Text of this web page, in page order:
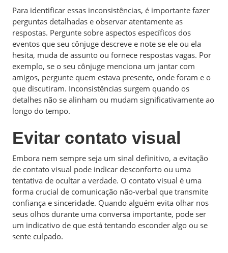
Para identificar essas inconsistências, é importante fazer
perguntas detalhadas e observar atentamente as
respostas. Pergunte sobre aspectos específicos dos
eventos que seu cônjuge descreve e note se ele ou ela
hesita, muda de assunto ou fornece respostas vagas. Por
exemplo, se o seu cônjuge menciona um jantar com
amigos, pergunte quem estava presente, onde foram e o
que discutiram. Inconsistências surgem quando os
detalhes não se alinham ou mudam significativamente ao
longo do tempo.
Evitar contato visual
Embora nem sempre seja um sinal definitivo, a evitação
de contato visual pode indicar desconforto ou uma
tentativa de ocultar a verdade. O contato visual é uma
forma crucial de comunicação não-verbal que transmite
confiança e sinceridade. Quando alguém evita olhar nos
seus olhos durante uma conversa importante, pode ser
um indicativo de que está tentando esconder algo ou se
sente culpado.